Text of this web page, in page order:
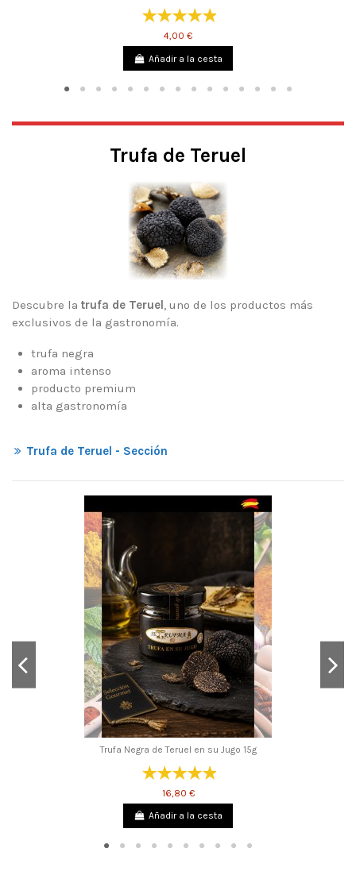
4,00 €
Añadir a la cesta
Trufa de Teruel
Descubre la trufa de Teruel, uno de los productos más
exclusivos de la gastronomía.
trufa negra
aroma intenso
producto premium
alta gastronomía
Trufa de Teruel - Sección
Trufa Negra de Teruel en su Jugo 15g
16,80 €
Añadir a la cesta